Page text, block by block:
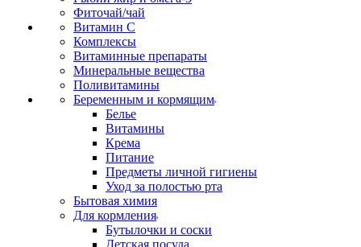
Фиточай/чай
Витамин С
Комплексы
Витаминные препараты
Минеральные вещества
Поливитамины
Беременным и кормящим
Белье
Витамины
Крема
Питание
Предметы личной гигиены
Уход за полостью рта
Бытовая химия
Для кормления
Бутылочки и соски
Детская посуда